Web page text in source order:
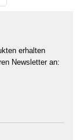
erhalten
Newsletter an: